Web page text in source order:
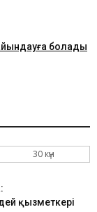
болады
30 күн
қызметкері